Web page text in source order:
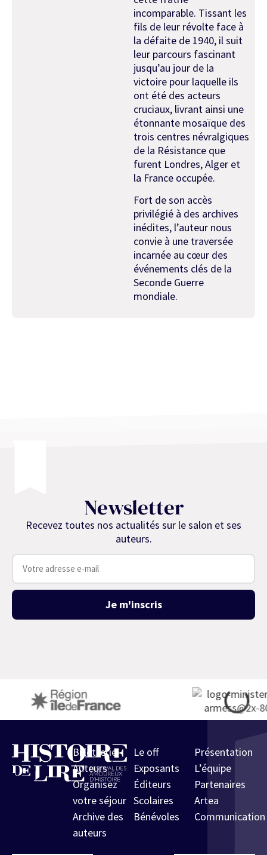
incomparable. Tissant les
fils de leur révolte face à
la défaite de 1940, il suit
leur parcours fascinant
jusqu’au jour de la
victoire pour laquelle ils
ont été des acteurs
cruciaux, livrant ainsi une
étonnante mosaïque des
trois centres névralgiques
de la Résistance que
furent Londres, Alger et
la France occupée.
Fort de son accès
privilégié à des archives
inédites, l’auteur nous
convie à une traversée
incarnée au cœur des
événements clés de la
Seconde Guerre
mondiale.
Newsletter
Recevez toutes nos actualités sur le salon et ses
auteurs.
Je m'inscris
Billetterie
Auteurs
Organisez
votre séjour
Archive des
auteurs
Le off
Exposants
Éditeurs
Scolaires
Bénévoles
Présentation
L’équipe
Partenaires
Artea
Communication